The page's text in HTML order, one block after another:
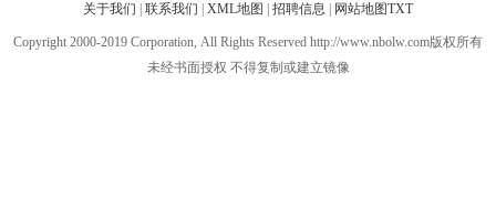
关于我们 联系我们 XML地图 招聘信息 网站地图TXT
Copyright 2000-2019 Corporation, All Rights Reserved http://www.nbolw.com版权所有
未经书面授权 不得复制或建立镜像